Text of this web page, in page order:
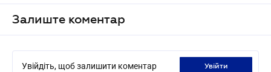
Залиште коментар
Увійдіть, щоб залишити коментар увійти